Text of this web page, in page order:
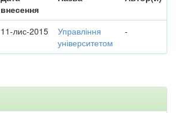
внесення
11-лис-2015
Управління
університетом
-